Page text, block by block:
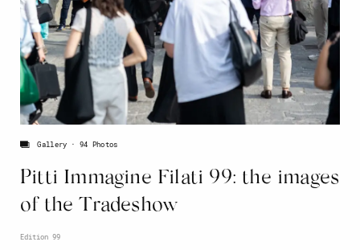
Pitti Immagine Filati 99: the images
of the Tradeshow
Gallery 94 Photos
Edition 99